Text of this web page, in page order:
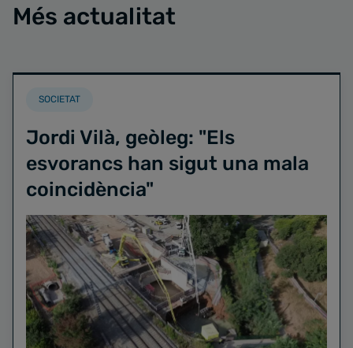
Més actualitat
SOCIETAT
Jordi Vilà, geòleg: "Els
esvorancs han sigut una mala
coincidència"